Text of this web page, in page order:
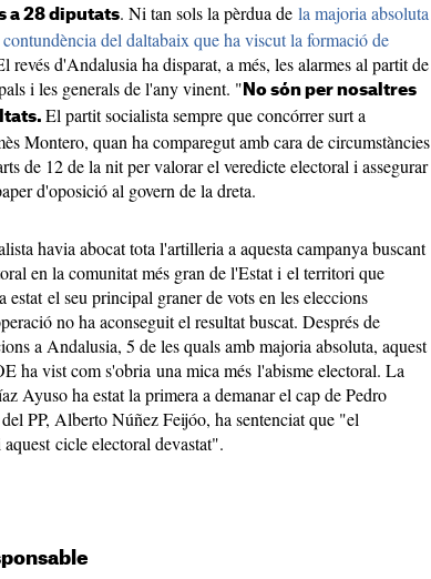
a 28 diputats. Ni tan sols la pèrdua de la majoria absoluta
del daltabaix que ha viscut la formació de
revés d'Andalusia ha disparat, a més, les alarmes al partit de
i les generals de l'any vinent. " No són per nosaltres
El partit socialista sempre que concórrer surt a
Montero, quan ha comparegut amb cara de circumstàncies
de 12 de la nit per valorar el veredicte electoral i assegurar
d'oposició al govern de la dreta.
havia abocat tota l'artilleria a aquesta campanya buscant
en la comunitat més gran de l'Estat i el territori que
estat el seu principal graner de vots en les eleccions
no ha aconseguit el resultat buscat. Després de
a Andalusia, 5 de les quals amb majoria absoluta, aquest
ha vist com s'obria una mica més l'abisme electoral. La
Ayuso ha estat la primera a demanar el cap de Pedro
PP, Alberto Núñez Feijóo, ha sentenciat que "el
cicle electoral devastat".